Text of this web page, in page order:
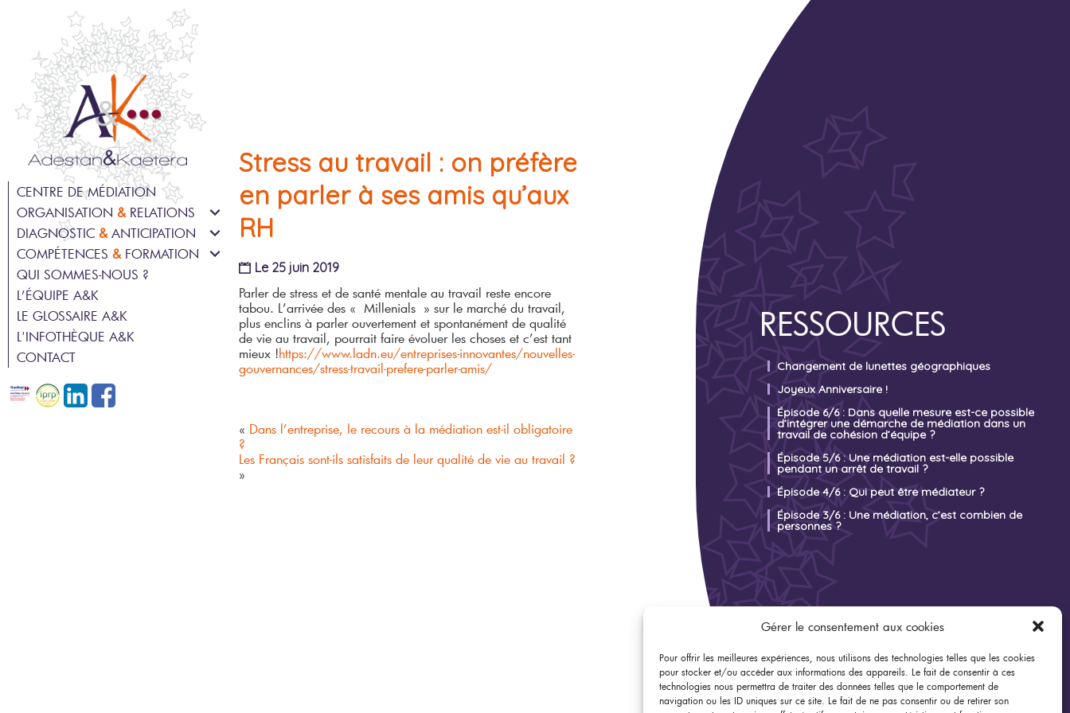
Gérer le consentement aux cookies
Pour offrir les meilleures expériences, nous utilisons des technologies telles que les cookies
pour stocker et/ou accéder aux informations des appareils. Le fait de consentir à ces
technologies nous permettra de traiter des données telles que le comportement de
navigation ou les ID uniques sur ce site. Le fait de ne pas consentir ou de retirer son
CENTRE DE MÉDIATION
ORGANISATION & RELATIONS
MÉDIATION EN ENTREPRISE
ACCOMPAGNEMENT DU
CHANGEMENT
COHÉSION D’ÉQUIPE
RÉGULATION DES CONFLITS
QUALITÉ DE VIE ET DES
CONDITIONS DE TRAVAIL
DIAGNOSTIC & ANTICIPATION
PRÉVENTION DES RISQUES
PSYCHOSOCIAUX
GPEC – GESTION PRÉVISIONNELLE
DES EMPLOIS ET DES
COMPÉTENCES
DIAGNOSTIC RH ET
ORGANISATIONNEL ORIENTÉ
ÉVALUATION DES RISQUES EN
ENTREPRISE
COMPÉTENCES & FORMATION
BILAN DE COMPÉTENCES
FORMATION
COACHING INDIVIDUEL OU
COLLECTIF EN ENTREPRISE
TRANSITIONS PROFESSIONNELLES
RECRUTEMENT ET INTÉGRATION
QUI SOMMES-NOUS ?
L’ÉQUIPE A&K
LE GLOSSAIRE A&K
L'INFOTHÈQUE A&K
CONTACT
RESSOURCES
Changement de lunettes géographiques
Joyeux Anniversaire !
Épisode 6/6 : Dans quelle mesure est-ce possible
d’intégrer une démarche de médiation dans un
travail de cohésion d’équipe ?
Épisode 5/6 : Une médiation est-elle possible
pendant un arrêt de travail ?
Épisode 4/6 : Qui peut être médiateur ?
Épisode 3/6 : Une médiation, c’est combien de
personnes ?
Stress au travail : on préfère
en parler à ses amis qu’aux
RH
Le 25 juin 2019
Parler de stress et de santé mentale au travail reste encore
tabou. L’arrivée des « Millenials » sur le marché du travail,
plus enclins à parler ouvertement et spontanément de qualité
de vie au travail, pourrait faire évoluer les choses et c’est tant
mieux !https://www.ladn.eu/entreprises-innovantes/nouvelles-
gouvernances/stress-travail-prefere-parler-amis/
« Dans l’entreprise, le recours à la médiation est-il obligatoire
?
Les Français sont-ils satisfaits de leur qualité de vie au travail ?
»